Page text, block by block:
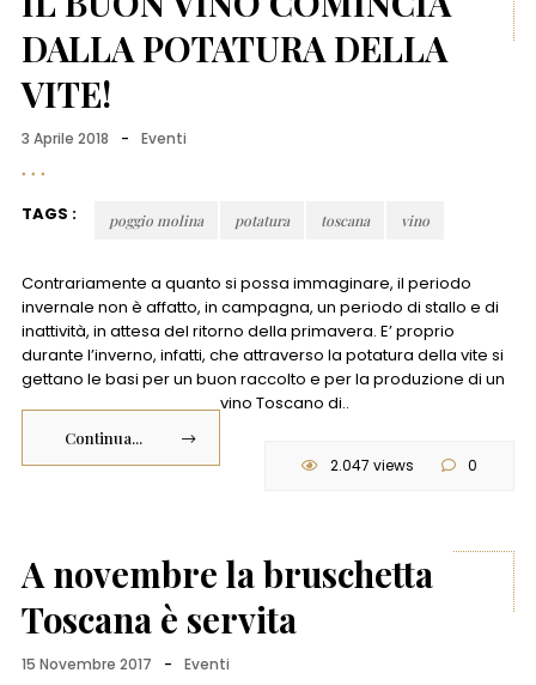
DALLA POTATURA DELLA
VITE!
3 Aprile 2018 - Eventi
TAGS : poggio molina potatura toscana vino
Contrariamente a quanto si possa immaginare, il periodo
invernale non è affatto, in campagna, un periodo di stallo e di
inattività, in attesa del ritorno della primavera. E’ proprio
durante l’inverno, infatti, che attraverso la potatura della vite si
gettano le basi per un buon raccolto e per la produzione di un
vino Toscano di..
Continua...
2.047 views
0
A novembre la bruschetta
Toscana è servita
15 Novembre 2017 - Eventi